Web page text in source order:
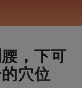
，下可
穴位